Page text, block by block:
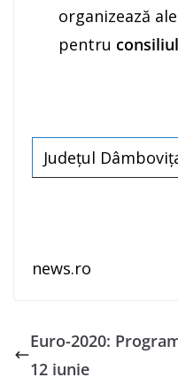
organizează
pentru
Judeţul
news.ro
Euro-2020:
12 iunie